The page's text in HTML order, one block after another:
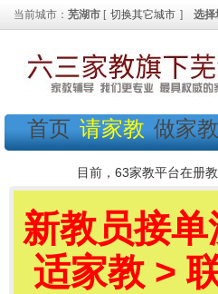
当前城市： 芜湖市 [ 切换其它城市 ] 选择
首页 请家教 做家教
目前，63家教平台在册
新教员接
适家教 >